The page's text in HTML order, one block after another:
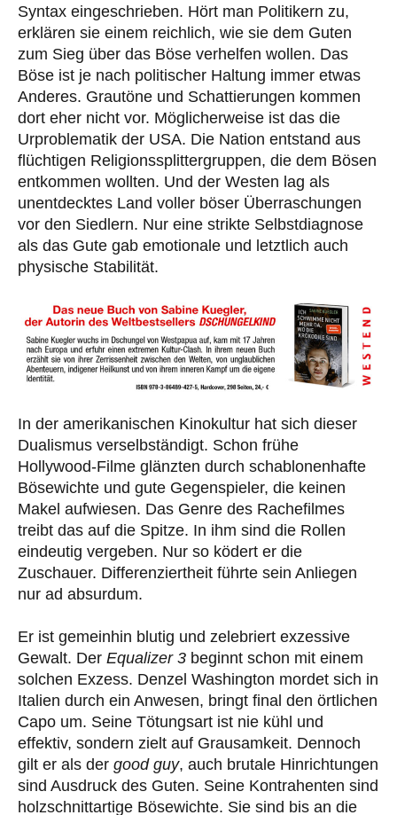
Syntax eingeschrieben. Hört man Politikern zu,
erklären sie einem reichlich, wie sie dem Guten
zum Sieg über das Böse verhelfen wollen. Das
Böse ist je nach politischer Haltung immer etwas
Anderes. Grautöne und Schattierungen kommen
dort eher nicht vor. Möglicherweise ist das die
Urproblematik der USA. Die Nation entstand aus
flüchtigen Religionssplittergruppen, die dem Bösen
entkommen wollten. Und der Westen lag als
unentdecktes Land voller böser Überraschungen
vor den Siedlern. Nur eine strikte Selbstdiagnose
als das Gute gab emotionale und letztlich auch
physische Stabilität.
In der amerikanischen Kinokultur hat sich dieser
Dualismus verselbständigt. Schon frühe
Hollywood-Filme glänzten durch schablonenhafte
Bösewichte und gute Gegenspieler, die keinen
Makel aufwiesen. Das Genre des Rachefilmes
treibt das auf die Spitze. In ihm sind die Rollen
eindeutig vergeben. Nur so ködert er die
Zuschauer. Differenziertheit führte sein Anliegen
nur ad absurdum.
Er ist gemeinhin blutig und zelebriert exzessive
Gewalt. Der Equalizer 3 beginnt schon mit einem
solchen Exzess. Denzel Washington mordet sich in
Italien durch ein Anwesen, bringt final den örtlichen
Capo um. Seine Tötungsart ist nie kühl und
effektiv, sondern zielt auf Grausamkeit. Dennoch
gilt er als der good guy, auch brutale Hinrichtungen
sind Ausdruck des Guten. Seine Kontrahenten sind
holzschnittartige Bösewichte. Sie sind bis an die